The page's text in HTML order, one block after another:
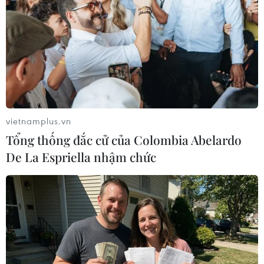
TIN LIÊN QUAN
Tai nạn trên cao tốc Phan Thiết-Dầu Giây
vietnamplus.vn
Tổng thống đắc cử của Colombia Abelardo
De La Espriella nhậm chức